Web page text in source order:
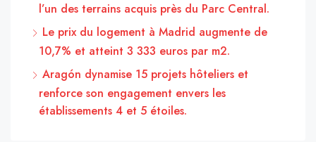
l’un des terrains acquis près du Parc Central.
Le prix du logement à Madrid augmente de
10,7% et atteint 3 333 euros par m2.
Aragón dynamise 15 projets hôteliers et
renforce son engagement envers les
établissements 4 et 5 étoiles.